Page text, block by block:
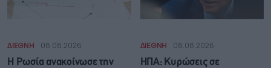
ΔΙΕΘΝΗ 08.08.2026
Η Ρωσία ανακοίνωσε την
ΔΙΕΘΝΗ 08.08.2026
ΗΠΑ: Κυρώσεις σε